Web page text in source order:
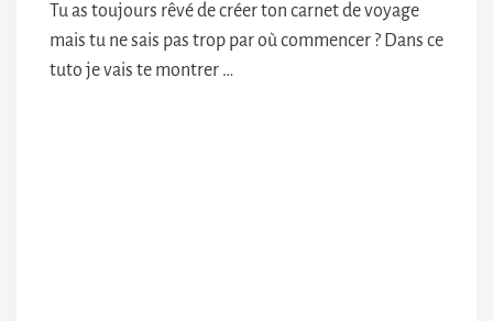
Tu as toujours rêvé de créer ton carnet de voyage
mais tu ne sais pas trop par où commencer ? Dans ce
tuto je vais te montrer …